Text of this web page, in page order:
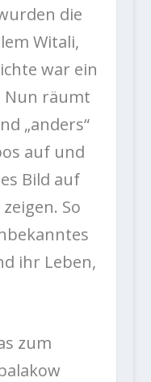
die
Witali,
war ein
Nun räumt
„anders“
auf und
Bild auf
So
ihr Leben,
zum